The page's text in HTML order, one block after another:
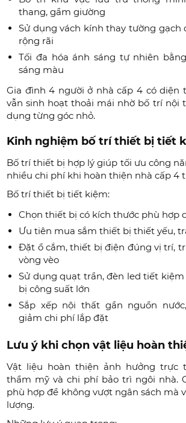
thang, gầm giường
Sử dụng vách kính thay tường gạch
rộng rãi
Tối đa hóa ánh sáng tự nhiên
sáng màu
Gia đình 4 người ở nhà cấp 4 có diện
vẫn sinh hoạt thoải mái nhờ bố trí nội
dụng từng góc nhỏ.
Kinh nghiệm bố trí thiết bị tiết
Bố trí thiết bị hợp lý giúp tối ưu công
nhiều chi phí khi hoàn thiện nhà cấp 4
Bố trí thiết bị tiết kiệm:
Chọn thiết bị có kích thước phù hợp
Ưu tiên mua sắm thiết bị thiết yếu,
Đặt ổ cắm, thiết bị điện đúng vị trí,
vòng vèo
Sử dụng quạt trần, đèn led tiết
bị công suất lớn
Sắp xếp nội thất gần nguồn
giảm chi phí lắp đặt
Lưu ý khi chọn vật liệu hoàn
Vật liệu hoàn thiện ảnh hưởng trực
thẩm mỹ và chi phí bảo trì ngôi nhà.
phù hợp để không vượt ngân sách mà
lượng.